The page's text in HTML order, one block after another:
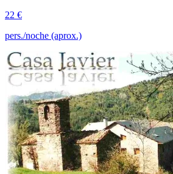
22 €
pers./noche (aprox.)